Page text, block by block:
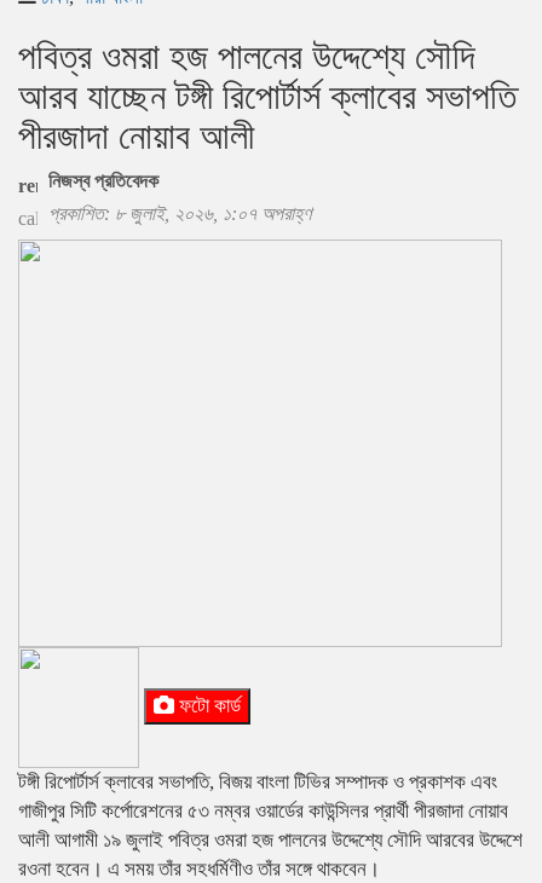
পবিত্র ওমরা হজ পালনের উদ্দেশ্যে সৌদি
আরব যাচ্ছেন টঙ্গী রিপোর্টার্স ক্লাবের সভাপতি
পীরজাদা নোয়াব আলী
নিজস্ব প্রতিবেদক
প্রকাশিত: ৮ জুলাই, ২০২৬, ১:০৭ অপরাহ্ণ
ফটো কার্ড
টঙ্গী রিপোর্টার্স ক্লাবের সভাপতি, বিজয় বাংলা টিভির সম্পাদক ও প্রকাশক এবং
গাজীপুর সিটি কর্পোরেশনের ৫৩ নম্বর ওয়ার্ডের কাউন্সিলর প্রার্থী পীরজাদা নোয়াব
আলী আগামী ১৯ জুলাই পবিত্র ওমরা হজ পালনের উদ্দেশ্যে সৌদি আরবের উদ্দেশে
রওনা হবেন। এ সময় তাঁর সহধর্মিণীও তাঁর সঙ্গে থাকবেন।